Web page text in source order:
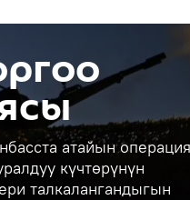
атайын операция
күчтөрүнүн
талкалангандыгын